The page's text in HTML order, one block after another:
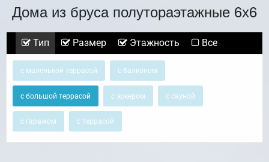
Дома из бруса полутораэтажные 6х6
Тип Размер Этажность Все
с маленькой террасой с балконом
с большой террасой с эркером с сауной
с гаражом с террасой